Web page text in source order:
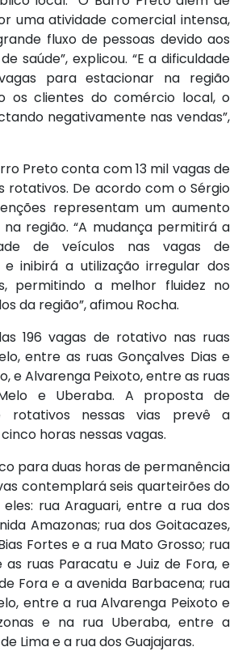
uma atividade comercial intensa,
fluxo de pessoas devido aos
saúde”, explicou. “E a dificuldade
para estacionar na região
os clientes do comércio local, o
negativamente nas vendas”,
Preto conta com 13 mil vagas de
rotativos. De acordo com o Sérgio
representam um aumento
na região. “A mudança permitirá a
de veículos nas vagas de
inibirá a utilização irregular dos
permitindo a melhor fluidez no
da região”, afimou Rocha.
196 vagas de rotativo nas ruas
entre as ruas Gonçalves Dias e
e Alvarenga Peixoto, entre as ruas
e Uberaba. A proposta de
rotativos nessas vias prevê a
horas nessas vagas.
para duas horas de permanência
contemplará seis quarteirões do
eles: rua Araguari, entre a rua dos
Amazonas; rua dos Goitacazes,
Fortes e a rua Mato Grosso; rua
as ruas Paracatu e Juiz de Fora, e
Fora e a avenida Barbacena; rua
entre a rua Alvarenga Peixoto e
e na rua Uberaba, entre a
Lima e a rua dos Guajajaras.